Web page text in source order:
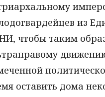
из
чтобы таким
оставить дома